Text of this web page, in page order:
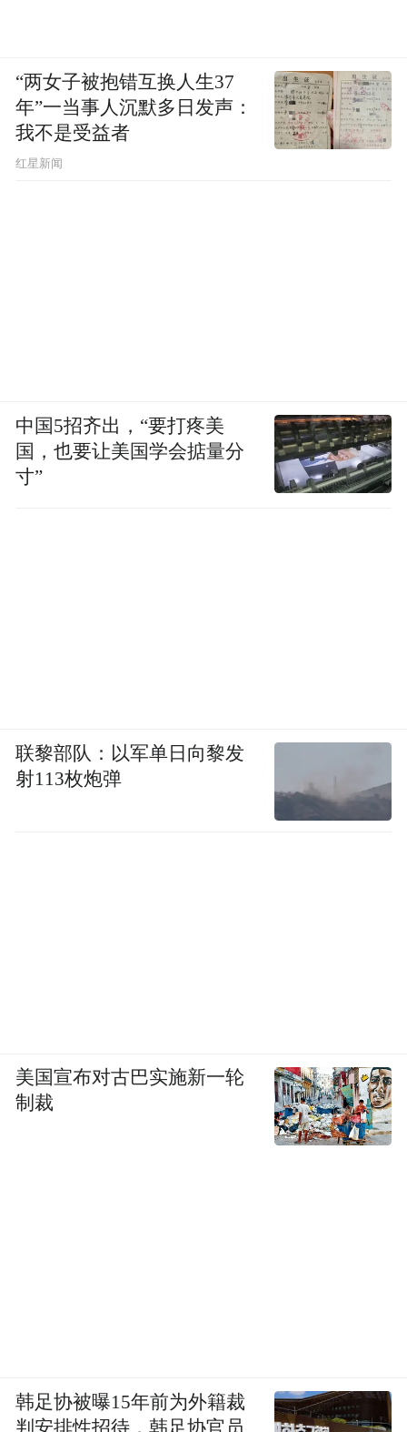
“两女子被抱错互换人生37
年”一当事人沉默多日发声：
我不是受益者
红星新闻
中国5招齐出，“要打疼美
国，也要让美国学会掂量分
寸”
联黎部队：以军单日向黎发
射113枚炮弹
美国宣布对古巴实施新一轮
制裁
韩足协被曝15年前为外籍裁
判安排性招待，韩足协官员